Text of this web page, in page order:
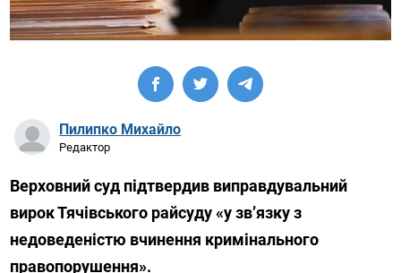
Пилипко Михайло
Редактор
Верховний суд підтвердив виправдувальний
вирок Тячівського райсуду «у зв’язку з
недоведеністю вчинення кримінального
правопорушення».